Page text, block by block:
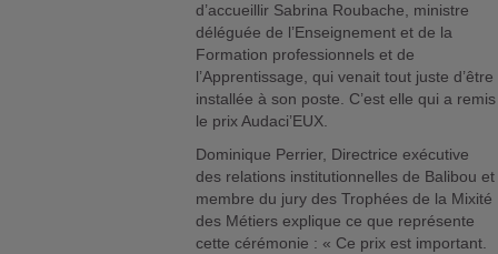
d’accueillir Sabrina Roubache, ministre
déléguée de l’Enseignement et de la
Formation professionnels et de
l’Apprentissage, qui venait tout juste d’être
installée à son poste. C’est elle qui a remis
le prix Audaci’EUX.
Dominique Perrier, Directrice exécutive
des relations institutionnelles de Balibou et
membre du jury des Trophées de la Mixité
des Métiers explique ce que représente
cette cérémonie : « Ce prix est important.